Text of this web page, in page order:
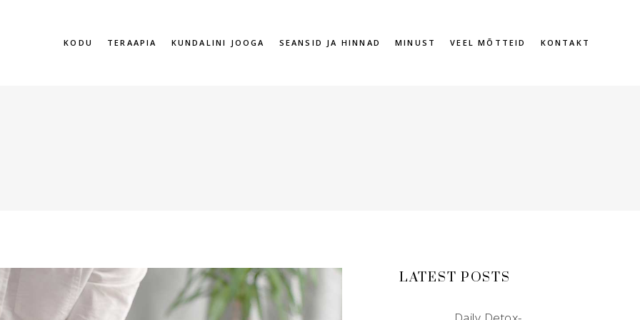
KODU TERAAPIA KUNDALINI JOOGA SEANSID JA HINNAD MINUST VEEL MÕTTEID KONTAKT
LATEST POSTS